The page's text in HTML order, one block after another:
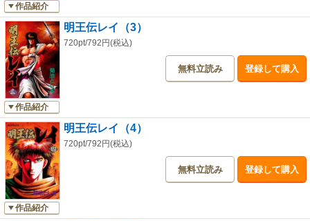
作品紹介
作品紹介
明王伝レイ（3）
720pt/792円(税込)
無料立読み 登録して購入
作品紹介
明王伝レイ（4）
720pt/792円(税込)
無料立読み 登録して購入